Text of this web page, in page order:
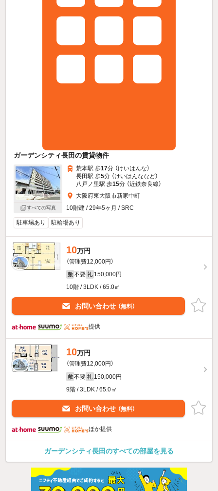
ガーデンシティ長田の賃貸物件
すべての写真
荒本駅 歩17分 （けいはんな）
長田駅 歩5分 （けいはんななど）
八戸ノ里駅 歩15分 （近鉄奈良線）
大阪府東大阪市新家中町
10階建 / 29年5ヶ月 / SRC
駐車場あり 駐輪場あり
10万円
（管理費12,000円）
敷 不要 礼 150,000円
10階 / 3LDK / 65.0㎡
お問い合わせ （無料）
提供
10万円
（管理費12,000円）
敷 不要 礼 150,000円
9階 / 3LDK / 65.0㎡
お問い合わせ （無料）
ほか提供
ガーデンシティ長田のすべての部屋を見る